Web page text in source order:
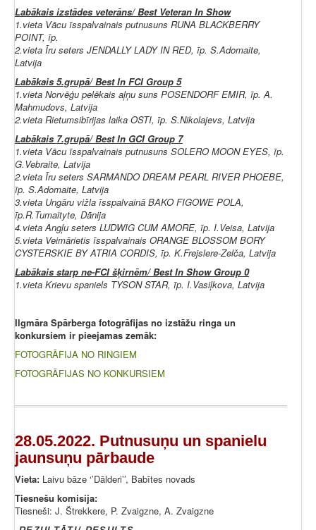
Labākais izstādes veterāns/ Best Veteran In Show
1.vieta Vācu īsspalvainais putnusuns RUNA BLACKBERRY
POINT, īp.
2.vieta Īru seters JENDALLY LADY IN RED, īp. S.Adomaite,
Latvija
Labākais 5.grupā/ Best In FCI Group 5
1.vieta Norvēģu pelēkais aļņu suns POSENDORF EMIR, īp. A.
Mahmudovs, Latvija
2.vieta Rietumsibīrijas laika OSTI, īp. S.Nikolajevs, Latvija
Labākais 7.grupā/ Best In GCI Group 7
1.vieta Vācu īsspalvainais putnusuns SOLERO MOON EYES, īp.
G.Vebraite, Latvija
2.vieta Īru seters SARMANDO DREAM PEARL RIVER PHOEBE,
īp. S.Adomaite, Latvija
3.vieta Ungāru vižla īsspalvainā BAKO FIGOWE POLA,
īp.R.Tumaityte, Dānija
4.vieta Angļu seters LUDWIG CUM AMORE, īp. I.Veisa, Latvija
5.vieta Veimārietis īsspalvainais ORANGE BLOSSOM BORY
CYSTERSKIE BY ATRIA CORDIS, īp. K.Frejslere-Zelča, Latvija
Labākais starp ne-FCI šķirnēm/ Best In Show Group 0
1.vieta Krievu spaniels TYSON STAR, īp. I.Vasiļkova, Latvija
Ilgmāra Spārberga fotogrāfijas no izstāžu ringa un
konkursiem ir pieejamas zemāk:
FOTOGRĀFIJA NO RINGIEM
FOTOGRĀFIJAS NO KONKURSIEM
28.05.2022. Putnusuņu un spanielu
jaunsuņu pārbaude
Vieta: Laivu bāze ‘’Dālderi’’, Babītes novads
Tiesnešu komisija:
Tiesneši: J. Štrekkere, P. Zvaigzne, A. Zvaigzne